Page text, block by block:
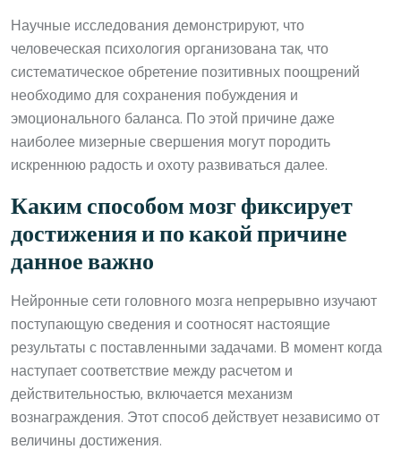
Научные исследования демонстрируют, что
человеческая психология организована так, что
систематическое обретение позитивных поощрений
необходимо для сохранения побуждения и
эмоционального баланса. По этой причине даже
наиболее мизерные свершения могут породить
искреннюю радость и охоту развиваться далее.
Каким способом мозг фиксирует
достижения и по какой причине
данное важно
Нейронные сети головного мозга непрерывно изучают
поступающую сведения и соотносят настоящие
результаты с поставленными задачами. В момент когда
наступает соответствие между расчетом и
действительностью, включается механизм
вознаграждения. Этот способ действует независимо от
величины достижения.